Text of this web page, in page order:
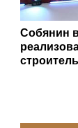
Собянин